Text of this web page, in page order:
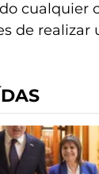
cualquier
de realizar